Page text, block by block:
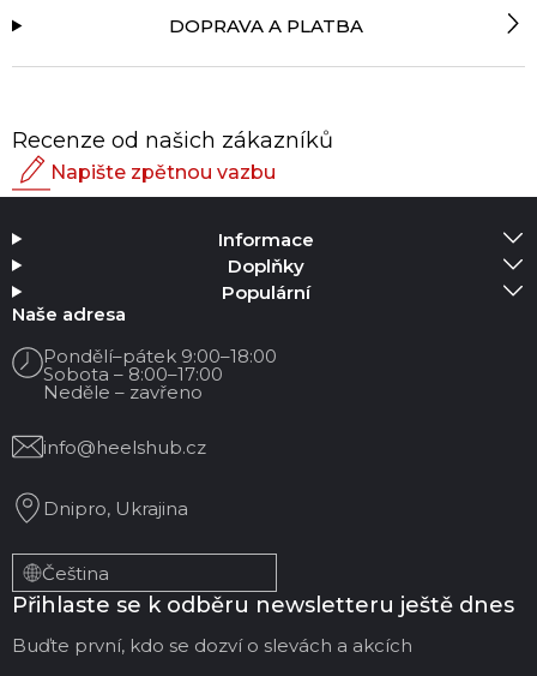
DOPRAVA A PLATBA
Recenze od našich zákazníků
Napište zpětnou vazbu
Přidat média
Vaše jméno
Váš email
Název recenze
Vaše zpětná vazba:
Informace
Doplňky
Populární
Naše adresa
Pondělí–pátek 9:00–18:00
Sobota – 8:00–17:00
Neděle – zavřeno
info@heelshub.cz
Dnipro, Ukrajina
Čeština
Přihlaste se k odběru newsletteru ještě dnes
Buďte první, kdo se dozví o slevách a akcích